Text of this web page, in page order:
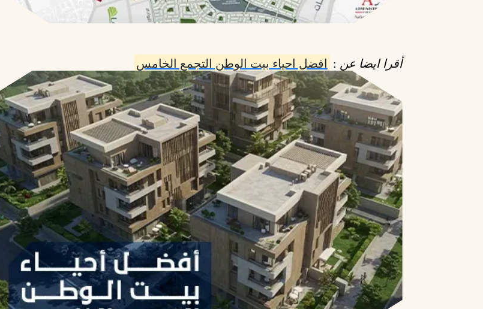
أقرا ايضا عن : افضل احياء بيت الوطن التجمع الخامس